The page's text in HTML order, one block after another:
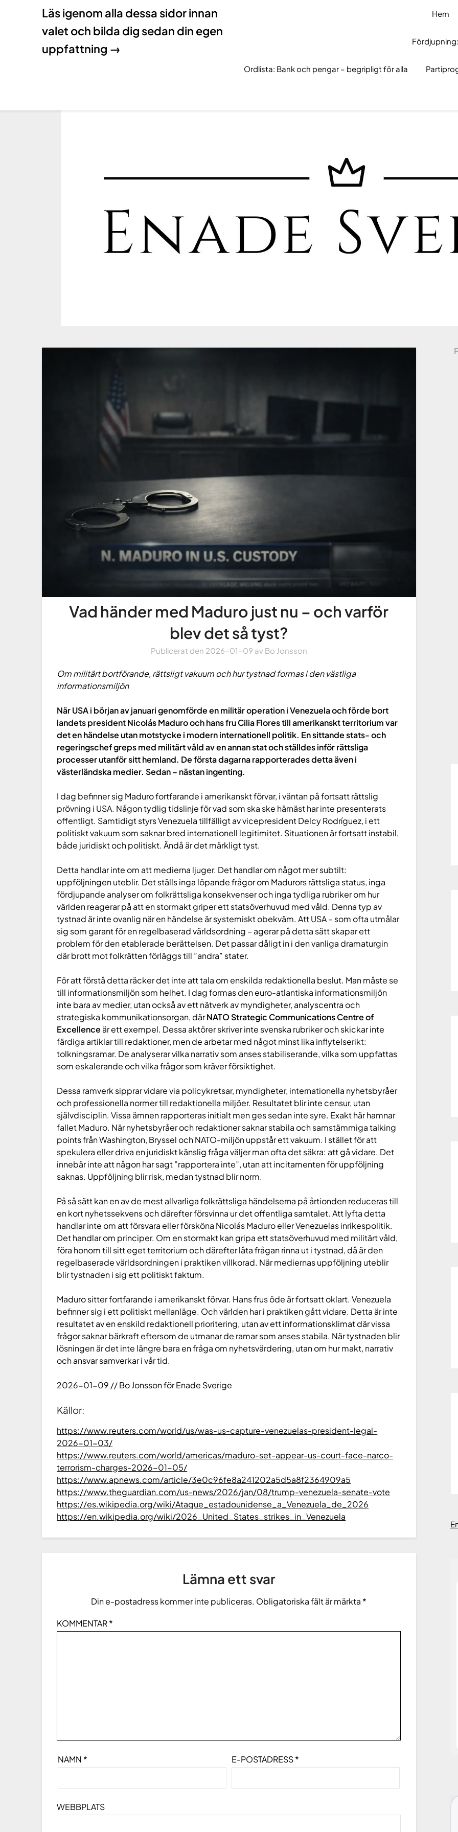
Läs igenom alla dessa sidor innan
valet och bilda dig sedan din egen
uppfattning →
Hem
Ordlista: Bank och pengar – begripligt för alla
Vad händer med Maduro just nu – och varför
blev det så tyst?
Publicerat den 2026-01-09 av Bo Jonsson
Om militärt bortförande, rättsligt vakuum och hur tystnad formas i den västliga
informationsmiljön
När USA i början av januari genomförde en militär operation i Venezuela och förde bort
landets president Nicolás Maduro och hans fru Cilia Flores till amerikanskt territorium var
det en händelse utan motstycke i modern internationell politik. En sittande stats- och
regeringschef greps med militärt våld av en annan stat och ställdes inför rättsliga
processer utanför sitt hemland. De första dagarna rapporterades detta även i
västerländska medier. Sedan – nästan ingenting.
I dag befinner sig Maduro fortfarande i amerikanskt förvar, i väntan på fortsatt rättslig
prövning i USA. Någon tydlig tidslinje för vad som ska ske härnäst har inte presenterats
offentligt. Samtidigt styrs Venezuela tillfälligt av vicepresident Delcy Rodríguez, i ett
politiskt vakuum som saknar bred internationell legitimitet. Situationen är fortsatt instabil,
både juridiskt och politiskt. Ändå är det märkligt tyst.
Detta handlar inte om att medierna ljuger. Det handlar om något mer subtilt:
uppföljningen uteblir. Det ställs inga löpande frågor om Madurors rättsliga status, inga
fördjupande analyser om folkrättsliga konsekvenser och inga tydliga rubriker om hur
världen reagerar på att en stormakt griper ett statsöverhuvud med våld. Denna typ av
tystnad är inte ovanlig när en händelse är systemiskt obekväm. Att USA – som ofta utmålar
sig som garant för en regelbaserad världsordning – agerar på detta sätt skapar ett
problem för den etablerade berättelsen. Det passar dåligt in i den vanliga dramaturgin
där brott mot folkrätten förläggs till ”andra” stater.
För att förstå detta räcker det inte att tala om enskilda redaktionella beslut. Man måste se
till informationsmiljön som helhet. I dag formas den euro-atlantiska informationsmiljön
inte bara av medier, utan också av ett nätverk av myndigheter, analyscentra och
strategiska kommunikationsorgan, därNATO Strategic Communications Centre of
Excellence är ett exempel. Dessa aktörer skriver inte svenska rubriker och skickar inte
färdiga artiklar till redaktioner, men de arbetar med något minst lika inflytelserikt:
tolkningsramar. De analyserar vilka narrativ som anses stabiliserande, vilka som uppfattas
som eskalerande och vilka frågor som kräver försiktighet.
Dessa ramverk sipprar vidare via policykretsar, myndigheter, internationella nyhetsbyråer
och professionella normer till redaktionella miljöer. Resultatet blir inte censur, utan
självdisciplin. Vissa ämnen rapporteras initialt men ges sedan inte syre. Exakt här hamnar
fallet Maduro. När nyhetsbyråer och redaktioner saknar stabila och samstämmiga talking
points från Washington, Bryssel och NATO-miljön uppstår ett vakuum. I stället för att
spekulera eller driva en juridiskt känslig fråga väljer man ofta det säkra: att gå vidare. Det
innebär inte att någon har sagt ”rapportera inte”, utan att incitamenten för uppföljning
saknas. Uppföljning blir risk, medan tystnad blir norm.
På så sätt kan en av de mest allvarliga folkrättsliga händelserna på årtionden reduceras till
en kort nyhetssekvens och därefter försvinna ur det offentliga samtalet. Att lyfta detta
handlar inte om att försvara eller försköna Nicolás Maduro eller Venezuelas inrikespolitik.
Det handlar om principer. Om en stormakt kan gripa ett statsöverhuvud med militärt våld,
föra honom till sitt eget territorium och därefter låta frågan rinna ut i tystnad, då är den
regelbaserade världsordningen i praktiken villkorad. När mediernas uppföljning uteblir
blir tystnaden i sig ett politiskt faktum.
Maduro sitter fortfarande i amerikanskt förvar. Hans frus öde är fortsatt oklart. Venezuela
befinner sig i ett politiskt mellanläge. Och världen har i praktiken gått vidare. Detta är inte
resultatet av en enskild redaktionell prioritering, utan av ett informationsklimat där vissa
frågor saknar bärkraft eftersom de utmanar de ramar som anses stabila. När tystnaden blir
lösningen är det inte längre bara en fråga om nyhetsvärdering, utan om hur makt, narrativ
och ansvar samverkar i vår tid.
2026-01-09 // Bo Jonsson för Enade Sverige
Källor:
https://www.reuters.com/world/us/was-us-capture-venezuelas-president-legal-
2026-01-03/
https://www.reuters.com/world/americas/maduro-set-appear-us-court-face-narco-
terrorism-charges-2026-01-05/
https://www.apnews.com/article/3e0c96fe8a241202a5d5a8f2364909a5
https://www.theguardian.com/us-news/2026/jan/08/trump-venezuela-senate-vote
https://es.wikipedia.org/wiki/Ataque_estadounidense_a_Venezuela_de_2026
https://en.wikipedia.org/wiki/2026_United_States_strikes_in_Venezuela
Lämna ett svar
Din e-postadress kommer inte publiceras. Obligatoriska fält är märkta *
KOMMENTAR*
NAMN * E-POSTADRESS*
WEBBPLATS